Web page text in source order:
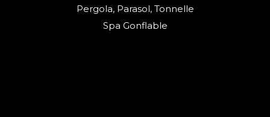
Pergola, Parasol, Tonnelle
Spa Gonflable